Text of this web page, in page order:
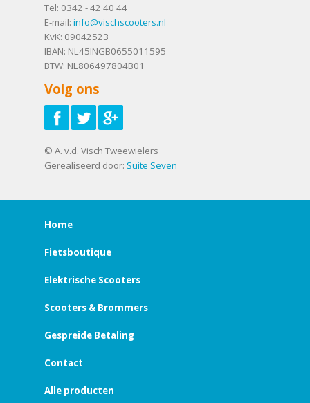
Tel: 0342 - 42 40 44
E-mail: info@vischscooters.nl
KvK: 09042523
IBAN: NL45INGB0655011595
BTW: NL806497804B01
Volg ons
© A. v.d. Visch Tweewielers
Gerealiseerd door: Suite Seven
Home
Fietsboutique
Elektrische Scooters
Scooters & Brommers
Gespreide Betaling
Contact
Alle producten